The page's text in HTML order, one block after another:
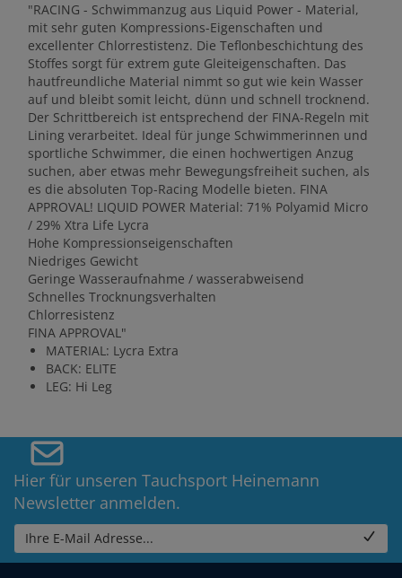
"RACING - Schwimmanzug aus Liquid Power - Material,
mit sehr guten Kompressions-Eigenschaften und
excellenter Chlorrestistenz. Die Teflonbeschichtung des
Stoffes sorgt für extrem gute Gleiteigenschaften. Das
hautfreundliche Material nimmt so gut wie kein Wasser
auf und bleibt somit leicht, dünn und schnell trocknend.
Der Schrittbereich ist entsprechend der FINA-Regeln mit
Lining verarbeitet. Ideal für junge Schwimmerinnen und
sportliche Schwimmer, die einen hochwertigen Anzug
suchen, aber etwas mehr Bewegungsfreiheit suchen, als
es die absoluten Top-Racing Modelle bieten. FINA
APPROVAL! LIQUID POWER Material: 71% Polyamid Micro
/ 29% Xtra Life Lycra
Hohe Kompressionseigenschaften
Niedriges Gewicht
Geringe Wasseraufnahme / wasserabweisend
Schnelles Trocknungsverhalten
Chlorresistenz
FINA APPROVAL"
MATERIAL: Lycra Extra
BACK: ELITE
LEG: Hi Leg
Hier für unseren Tauchsport Heinemann
Newsletter anmelden.
Ihre E-Mail Adresse...